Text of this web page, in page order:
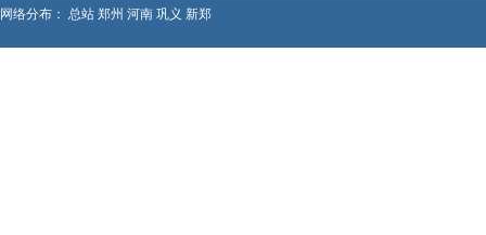
网络分布： 总站 郑州 河南 巩义 新郑